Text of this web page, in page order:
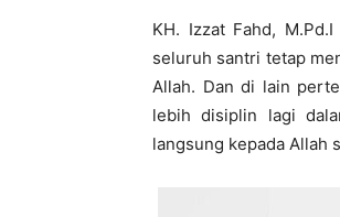
KH. Izzat Fahd,
seluruh santri tetap
Allah. Dan di lain
lebih disiplin lagi
langsung kepada Allah